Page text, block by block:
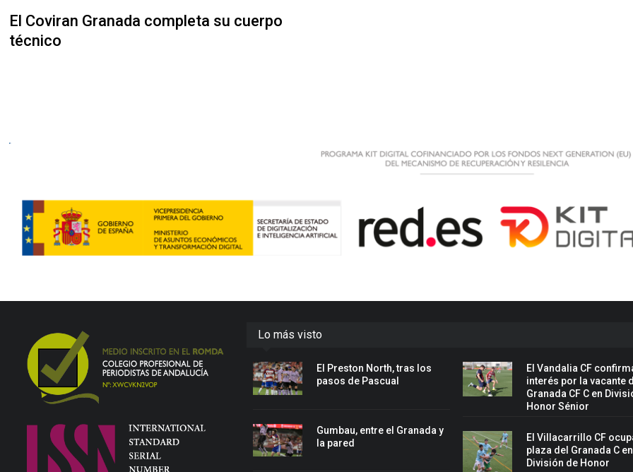
El Coviran Granada completa su cuerpo
técnico
Lo más visto
El Preston North, tras los
pasos de Pascual
Gumbau, entre el Granada y
la pared
El Vandalia CF
interés por la vacante
Granada CF C en
Honor Sénior
El Villacarrillo CF
plaza del Granada C en
División de Honor